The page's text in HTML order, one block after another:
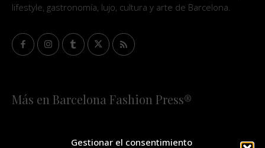
Gestionar el consentimiento
lifestyle, gastronomía, lujo, cultura y arte de Barcelona.
Más en Barcelona Fashion Press®